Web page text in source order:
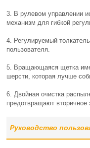
3. В рулевом управлении
механизм для гибкой
4. Регулируемый
пользователя.
5. Вращающаяся щетка
шерсти, которая лучше
6. Двойная очистка
предотвращают вторичное
Руководство